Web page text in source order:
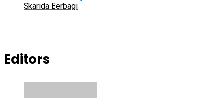
Skarida Berbagi
Editors